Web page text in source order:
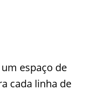
espaço de
cada linha de